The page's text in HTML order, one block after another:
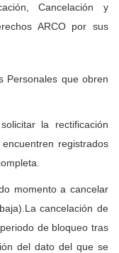
Cancelación y
ARCO por sus
Personales que obren
la rectificación
registrados
momento a cancelar
cancelación de
de bloqueo tras
del dato del que se